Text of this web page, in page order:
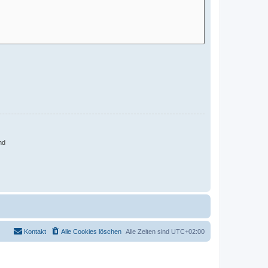
Alle Zeiten sind UTC+02:00
Alle Cookies löschen
Kontakt